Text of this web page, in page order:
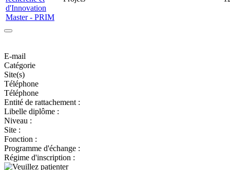
d'Innovation
Master - PRIM
E-mail
Catégorie
Site(s)
Téléphone
Téléphone
Entité de rattachement :
Libelle diplôme :
Niveau :
Site :
Fonction :
Programme d'échange :
Régime d'inscription :